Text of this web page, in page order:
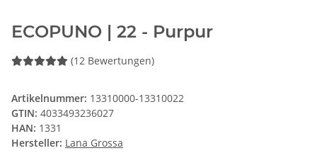
ECOPUNO | 22 - Purpur
(12 Bewertungen)
Artikelnummer: 13310000-13310022
GTIN: 4033493236027
HAN: 1331
Hersteller: Lana Grossa